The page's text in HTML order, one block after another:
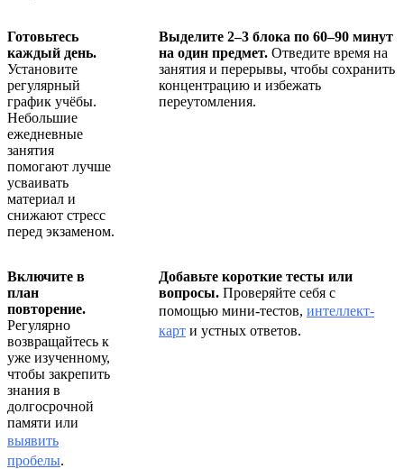
Готовьтесь
каждый день.
Установите
регулярный
график учёбы.
Небольшие
ежедневные
занятия
помогают лучше
усваивать
материал и
снижают стресс
перед экзаменом.
Выделите 2–3 блока по 60–90 минут
на один предмет. Отведите время на
занятия и перерывы, чтобы сохранить
концентрацию и избежать
переутомления.
Включите в
план
повторение.
Регулярно
возвращайтесь к
уже изученному,
чтобы закрепить
знания в
долгосрочной
памяти или
выявить
пробелы.
Добавьте короткие тесты или
вопросы. Проверяйте себя с
помощью мини‑тестов, интеллект-
карт и устных ответов.